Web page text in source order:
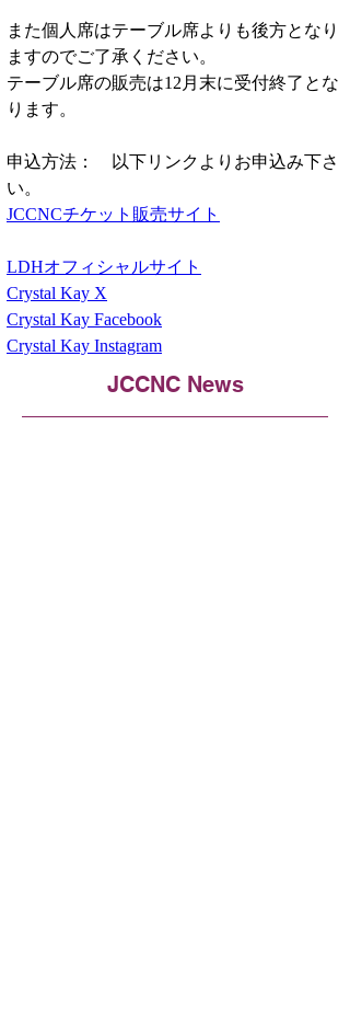
また個人席はテーブル席よりも後方となり
ますのでご了承ください。
テーブル席の販売は12月末に受付終了とな
ります。
申込方法：　以下リンクよりお申込み下さ
い。
JCCNCチケット販売サイト
LDHオフィシャルサイト
Crystal Kay X
Crystal Kay Facebook
Crystal Kay Instagram
JCCNC News